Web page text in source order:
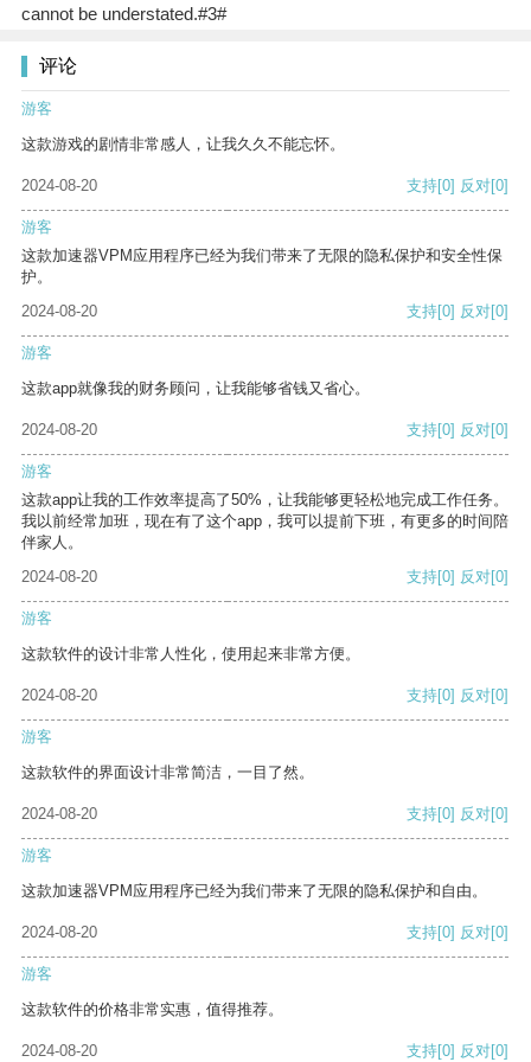
cannot be understated.#3#
评论
游客
这款游戏的剧情非常感人，让我久久不能忘怀。
2024-08-20 支持[0] 反对[0]
游客
这款加速器VPM应用程序已经为我们带来了无限的隐私保护和安全性保
护。
2024-08-20
支持[0] 反对[0]
游客
这款app就像我的财务顾问，让我能够省钱又省心。
2024-08-20 支持[0] 反对[0]
游客
这款app让我的工作效率提高了50%，让我能够更轻松地完成工作任务。
我以前经常加班，现在有了这个app，我可以提前下班，有更多的时间陪
伴家人。
2024-08-20
支持[0] 反对[0]
游客
这款软件的设计非常人性化，使用起来非常方便。
2024-08-20 支持[0] 反对[0]
游客
这款软件的界面设计非常简洁，一目了然。
2024-08-20 支持[0] 反对[0]
游客
这款加速器VPM应用程序已经为我们带来了无限的隐私保护和自由。
2024-08-20 支持[0] 反对[0]
游客
这款软件的价格非常实惠，值得推荐。
2024-08-20 支持[0] 反对[0]